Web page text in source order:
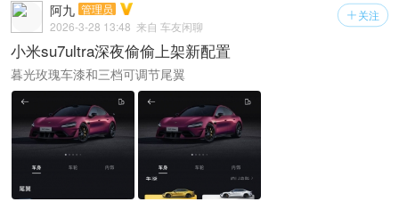
 关注
阿九 管理员
2026-3-28 13:48 来自 车友闲聊
小米su7ultra深夜偷偷上架新配置
暮光玫瑰车漆和三档可调节尾翼